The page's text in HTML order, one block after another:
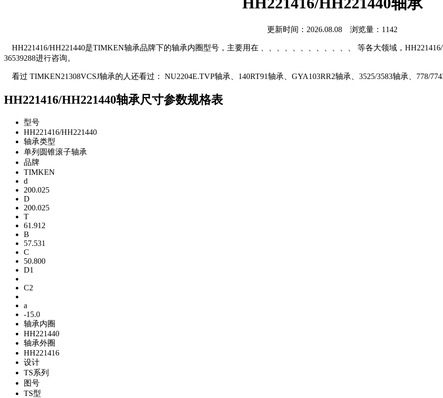
更新时间：2026.08.08 浏览量：1142
HH221416/HH221440是TIMKEN轴承品牌下的轴承内圈型号，主要用在 、、、、、、、、、、、、 等各大领域，
36539288进行咨询。
看过 TIMKEN21308VCSJ轴承的人还看过： NU2204E.TVP轴承、140RT91轴承、GYA103RR2轴承、3525/3583轴承、778/
HH221416/HH221440轴承尺寸参数规格表
型号
HH221416/HH221440
轴承类型
单列圆锥滚子轴承
品牌
TIMKEN
d
200.025
D
200.025
T
61.912
B
57.531
C
50.800
D1
C2
a
-15.0
轴承内圈
HH221440
轴承外圈
HH221416
设计
TS系列
图号
TS型